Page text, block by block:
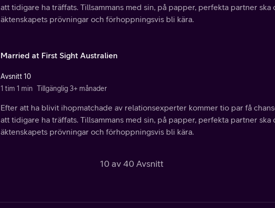
att tidigare ha träffats. Tillsammans med sin, på papper, perfekta partner ska
äktenskapets prövningar och förhoppningsvis bli kära.
Married at First Sight Australien
Avsnitt 10
1 tim 1 min Tillgänglig 3+ månader
Efter att ha blivit ihopmatchade av relationsexperter kommer tio par få
att tidigare ha träffats. Tillsammans med sin, på papper, perfekta partner ska
äktenskapets prövningar och förhoppningsvis bli kära.
10 av 40 Avsnitt